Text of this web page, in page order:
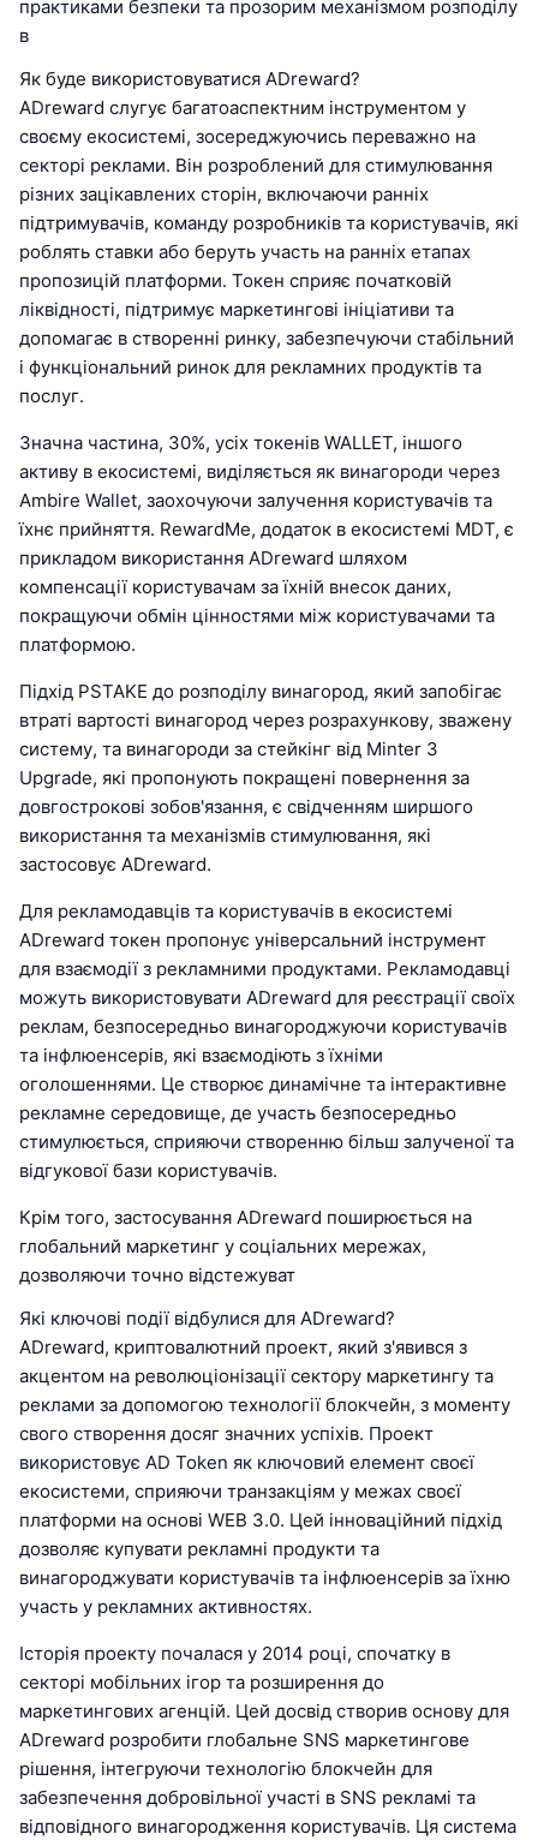
практиками безпеки та прозорим механізмом розподілу
в
Як буде використовуватися ADreward?
ADreward слугує багатоаспектним інструментом у
своєму екосистемі, зосереджуючись переважно на
секторі реклами. Він розроблений для стимулювання
різних зацікавлених сторін, включаючи ранніх
підтримувачів, команду розробників та користувачів, які
роблять ставки або беруть участь на ранніх етапах
пропозицій платформи. Токен сприяє початковій
ліквідності, підтримує маркетингові ініціативи та
допомагає в створенні ринку, забезпечуючи стабільний
і функціональний ринок для рекламних продуктів та
послуг.
Значна частина, 30%, усіх токенів WALLET, іншого
активу в екосистемі, виділяється як винагороди через
Ambire Wallet, заохочуючи залучення користувачів та
їхнє прийняття. RewardMe, додаток в екосистемі MDT, є
прикладом використання ADreward шляхом
компенсації користувачам за їхній внесок даних,
покращуючи обмін цінностями між користувачами та
платформою.
Підхід PSTAKE до розподілу винагород, який запобігає
втраті вартості винагород через розрахункову, зважену
систему, та винагороди за стейкінг від Minter 3
Upgrade, які пропонують покращені повернення за
довгострокові зобов'язання, є свідченням ширшого
використання та механізмів стимулювання, які
застосовує ADreward.
Для рекламодавців та користувачів в екосистемі
ADreward токен пропонує універсальний інструмент
для взаємодії з рекламними продуктами. Рекламодавці
можуть використовувати ADreward для реєстрації своїх
реклам, безпосередньо винагороджуючи користувачів
та інфлюенсерів, які взаємодіють з їхніми
оголошеннями. Це створює динамічне та інтерактивне
рекламне середовище, де участь безпосередньо
стимулюється, сприяючи створенню більш залученої та
відгукової бази користувачів.
Крім того, застосування ADreward поширюється на
глобальний маркетинг у соціальних мережах,
дозволяючи точно відстежуват
Які ключові події відбулися для ADreward?
ADreward, криптовалютний проект, який з'явився з
акцентом на революціонізації сектору маркетингу та
реклами за допомогою технології блокчейн, з моменту
свого створення досяг значних успіхів. Проект
використовує AD Token як ключовий елемент своєї
екосистеми, сприяючи транзакціям у межах своєї
платформи на основі WEB 3.0. Цей інноваційний підхід
дозволяє купувати рекламні продукти та
винагороджувати користувачів та інфлюенсерів за їхню
участь у рекламних активностях.
Історія проекту почалася у 2014 році, спочатку в
секторі мобільних ігор та розширення до
маркетингових агенцій. Цей досвід створив основу для
ADreward розробити глобальне SNS маркетингове
рішення, інтегруючи технологію блокчейн для
забезпечення добровільної участі в SNS рекламі та
відповідного винагородження користувачів. Ця система